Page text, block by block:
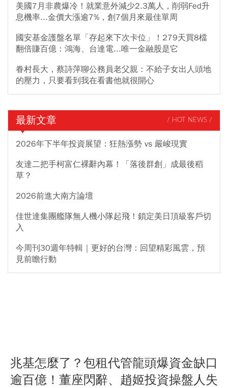
美國7月非農爆冷！就業意外減少2.3萬人，削弱Fed升
息機率...金價大漲逾7%，創7個月來最佳單周
國安基金護盤名單「存起來下次卡位」！279天買8檔
翻倍賺百億：鴻海、台達電...唯一金融股是它
眷村長大，蔡詩萍聊公務員老父親：不給子女出人頭地
的壓力，只要看到我在看書他就很開心
最新文章 / HOT NEWS /
2026年下半年投資展望：狂熱漲勢 vs 嚴峻現實
友達二把手柯富仁裸辭內幕！「落後群創」成最後稻
草？
2026前進大南方論壇
佳世達集團艦隊無人機小隊起飛！鎖定美日頂級客戶切
入
今周刊30週年特輯｜更好的台灣：回望精彩風雲，預
見前瞻行動
兆基怎麼了？包租代管龍頭爆資金缺口
逾百億！董座閃辭、趙姬投資操盤人失